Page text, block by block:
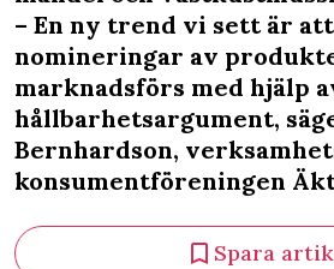
– En ny trend vi sett är
nomineringar av
marknadsförs med hjälp
hållbarhetsargument,
Bernhardson,
konsumentföreningen
Spara